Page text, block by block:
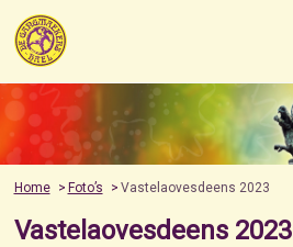
Home Foto’s Vastelaovesdeens 2023
Vastelaovesdeens 2023